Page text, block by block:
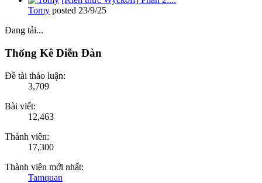
Tomy posted 23/9/25
Đang tải...
Thống Kê Diễn Đàn
Đề tài thảo luận:
3,709
Bài viết:
12,463
Thành viên:
17,300
Thành viên mới nhất:
Tamquan